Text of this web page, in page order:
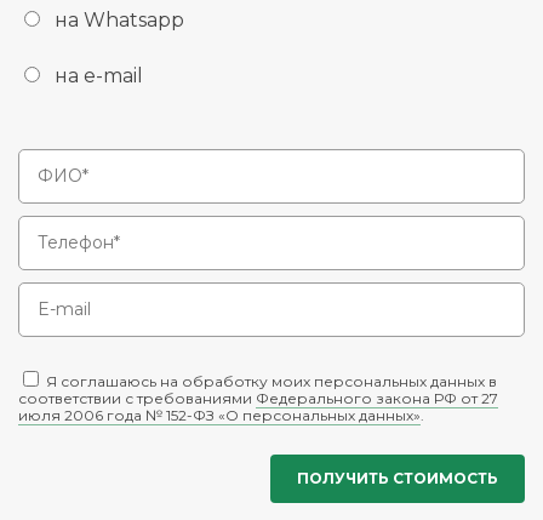
на Whatsapp
на e-mail
Я соглашаюсь на обработку моих персональных данных в
соответствии с требованиями Федерального закона РФ от 27
июля 2006 года № 152-ФЗ «О персональных данных».